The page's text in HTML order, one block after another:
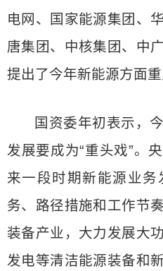
电网、国家能源集团、
唐集团、中核集团、中
提出了今年新能源方面重
国资委年初表示，
发展要成为“重头戏”。
来一段时期新能源业
务、路径措施和工作节
装备产业，大力发展大
发电等清洁能源装备和